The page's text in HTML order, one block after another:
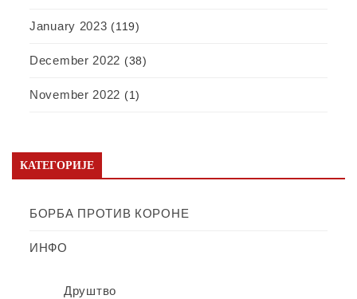
January 2023 (119)
December 2022 (38)
November 2022 (1)
КАТЕГОРИЈЕ
БОРБА ПРОТИВ КОРОНЕ
ИНФО
Друштво